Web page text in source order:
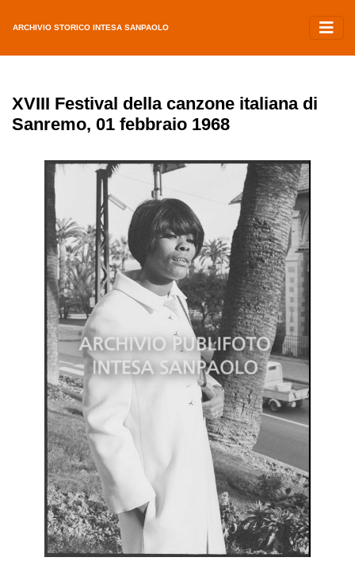
ARCHIVIO STORICO INTESA SANPAOLO
XVIII Festival della canzone italiana di
Sanremo, 01 febbraio 1968